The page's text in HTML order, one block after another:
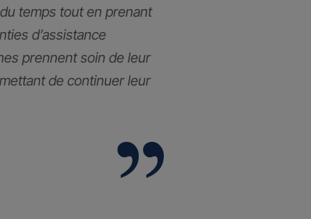
temps tout en prenant
d’assistance
prennent soin de leur
de continuer leur